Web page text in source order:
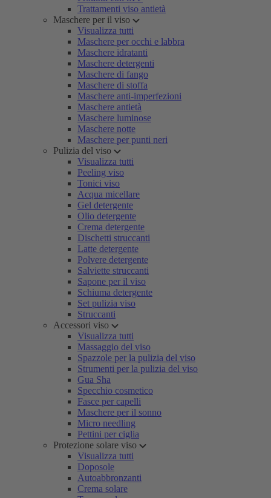
Trattamenti viso antietà
Maschere per il viso
Visualizza tutti
Maschere per occhi e labbra
Maschere idratanti
Maschere detergenti
Maschere di fango
Maschere di stoffa
Maschere anti-imperfezioni
Maschere antietà
Maschere luminose
Maschere notte
Maschere per punti neri
Pulizia del viso
Visualizza tutti
Peeling viso
Tonici viso
Acqua micellare
Gel detergente
Olio detergente
Crema detergente
Dischetti struccanti
Latte detergente
Polvere detergente
Salviette struccanti
Sapone per il viso
Schiuma detergente
Set pulizia viso
Struccanti
Accessori viso
Visualizza tutti
Massaggio del viso
Spazzole per la pulizia del viso
Strumenti per la pulizia del viso
Gua Sha
Specchio cosmetico
Fasce per capelli
Maschere per il sonno
Micro needling
Pettini per ciglia
Protezione solare viso
Visualizza tutti
Doposole
Autoabbronzanti
Crema solare